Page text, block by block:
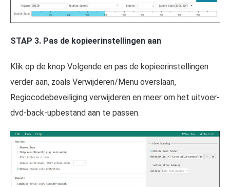
STAP 3. Pas de kopieerinstellingen aan
Klik op de knop Volgende en pas de kopieerinstellingen
verder aan, zoals Verwijderen/Menu overslaan,
Regiocodebeveiliging verwijderen en meer om het uitvoer-
dvd-back-upbestand aan te passen.